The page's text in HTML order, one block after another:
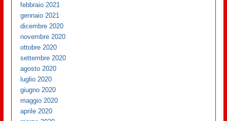
febbraio 2021
gennaio 2021
dicembre 2020
novembre 2020
ottobre 2020
settembre 2020
agosto 2020
luglio 2020
giugno 2020
maggio 2020
aprile 2020